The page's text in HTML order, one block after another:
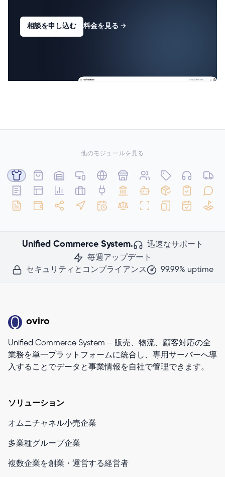
相談を申し込む 料金を見る →
他のモジュールを見る
Unified Commerce System.
迅速なサポート
毎週アップデート
セキュリティとコンプライアンス
99.99% uptime
oviro
Unified Commerce System – 販売、物流、顧客対応の全
業務を単一プラットフォームに統合し、専用サーバーへ導
入することでデータと事業情報を自社で管理できます。
ソリューション
オムニチャネル小売企業
多業種グループ企業
複数企業を創業・運営する経営者